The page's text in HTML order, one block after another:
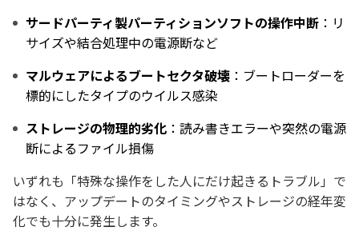
サードパーティ製パーティションソフトの操作中断 ：リ
サイズや結合処理中の電源断など
マルウェアによるブートセクタ破壊 ：ブートローダーを
標的にしたタイプのウイルス感染
ストレージの物理的劣化 ：読み書きエラーや突然の電源
断によるファイル損傷
いずれも「特殊な操作をした人にだけ起きるトラブル」で
はなく、アップデートのタイミングやストレージの経年変
化でも十分に発生します。